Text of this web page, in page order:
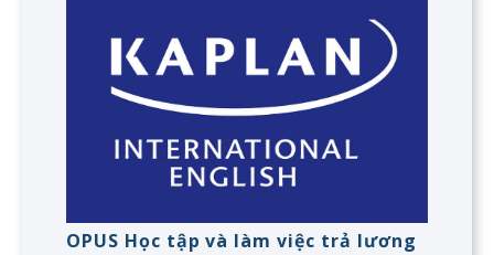
OPUS Học tập và làm việc trả lương